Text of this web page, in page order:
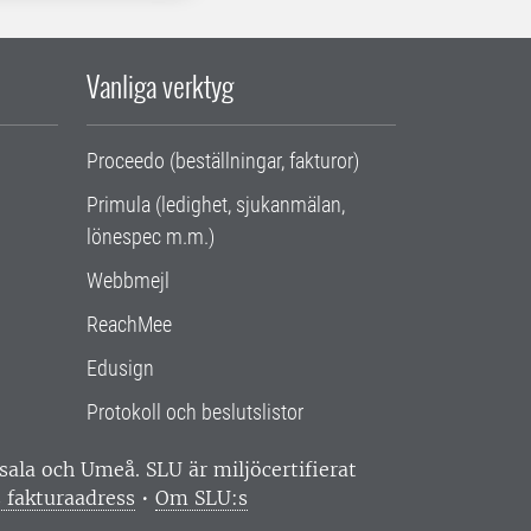
Vanliga verktyg
Proceedo (beställningar, fakturor)
Primula (ledighet, sjukanmälan,
lönespec m.m.)
Webbmejl
ReachMee
Edusign
Protokoll och beslutslistor
och Umeå. SLU är miljöcertifierat
fakturaadress • Om SLU:s